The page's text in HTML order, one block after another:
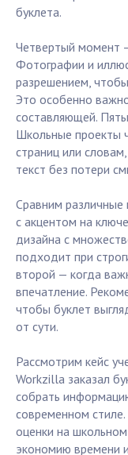
буклета.
Четвертый момент
Фотографии и
разрешением,
Это особенно
составляющей.
Школьные проекты
страниц или
текст без потери
Сравним
с акцентом на
дизайна с
подходит при
второй — когда
впечатление.
чтобы буклет
от сути.
Рассмотрим кейс
Workzilla заказал
собрать
современном
оценки на
экономию времени